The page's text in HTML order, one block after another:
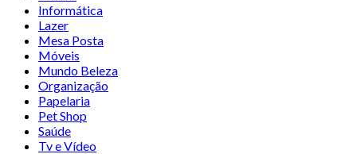
Informática
Lazer
Mesa Posta
Móveis
Mundo Beleza
Organização
Papelaria
Pet Shop
Saúde
Tv e Vídeo